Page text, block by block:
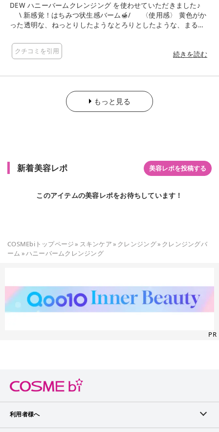
DEW ハニーバームクレンジング を使わせていただきました♪
\ 新感覚！はちみつ状生感バーム🍯/ 〈使用感〉 黄色がか
った透明な、ねっとりしたようなとろりとしたような、まるで
思う、気持ちのいいテクスチャーです✨ 肌に塗布するとねっと
りとろりとしたテクスチャーが心地よく、室温に置いてあるの
のほんのり甘いような香りがするのと、メイクと馴染ませてる
間に香りがかわって(甘く優しいミルキーな香りに変化とのこと
です)、最後さっぱりしたような爽やかなお花のようななんとも
をかけるだけで乳化してくれるので、乳化する手間もかからず
さらさらと落ちました✨ また、つっぱったりせず、メイク汚れ
です✨ バームと聞くとジャータイプのものでスパチュラでとる
ものが多いですが、チューブタイプでしかも蓋を下にして置く
ュアルグラデ」が可愛くておしゃれだなと感じました♪
〈特徴〉 ・まつ毛エクステンション対応※1 ※1 シアノアク
リレート系のグルーを使用したまつ毛エクステンションにお使
ルグルコサミン、メチルセリン、ローヤルゼリーエキス、レン
ゲソウエキス、グリセリン
クチコミを引用 続きを読む
もっと見る
新着美容レポ 美容レポを投稿する
このアイテムの美容レポをお待ちしています！
COSMEbiトップページ» スキンケア» クレンジング» クレンジングバ
ーム »ハニーバームクレンジング
PR
利用者様へ